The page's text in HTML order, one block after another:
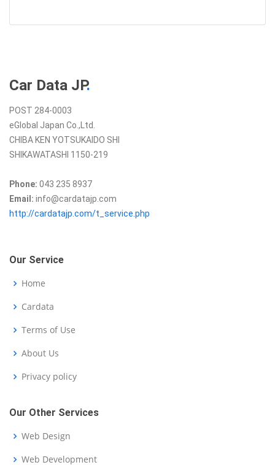
Car Data JP.
POST 284-0003
eGlobal Japan Co.,Ltd.
CHIBA KEN YOTSUKAIDO SHI
SHIKAWATASHI 1150-219
Phone: 043 235 8937
Email: info@cardatajp.com
http://cardatajp.com/t_service.php
Our Service
Home
Cardata
Terms of Use
About Us
Privacy policy
Our Other Services
Web Design
Web Development